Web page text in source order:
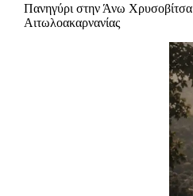
Πανηγύρι στην Άνω Χρυσοβίτσα
Αιτωλοακαρνανίας